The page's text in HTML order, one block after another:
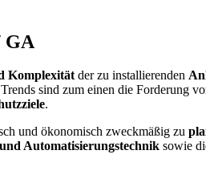
GA
Komplexitätder zu installierenden
sind zum einen die Forderung
.
und ökonomisch zweckmäßig zu
Automatisierungstechnik sowie